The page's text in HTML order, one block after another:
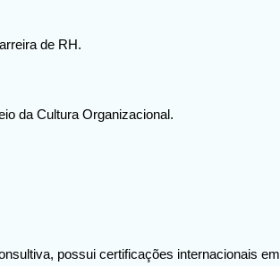
de RH.
da Cultura Organizacional.
possui certificações internacionais em